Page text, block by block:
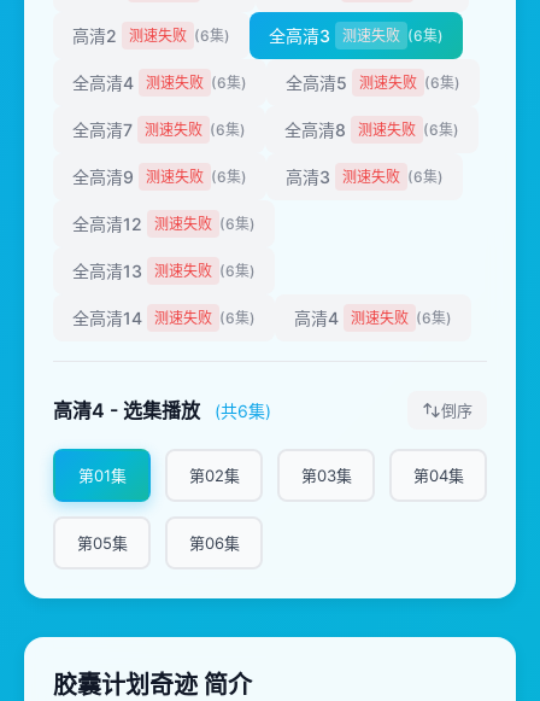
高清2 测速失败 (6集) 全高清3 测速失败 (6集)
全高清4 测速失败 (6集) 全高清5 测速失败 (6集)
全高清7 测速失败 (6集) 全高清8 测速失败 (6集)
全高清9 测速失败 (6集) 高清3 测速失败 (6集)
全高清12 测速失败 (6集)
全高清13 测速失败 (6集)
全高清14 测速失败 (6集) 高清4 测速失败 (6集)
高清4 - 选集播放 (共6集) 倒序
第01集 第02集 第03集 第04集
第05集 第06集
胶囊计划奇迹 简介